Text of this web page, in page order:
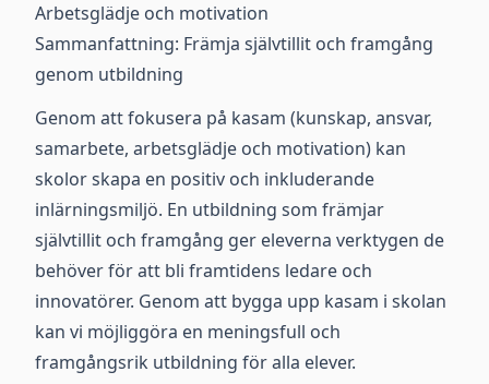
Arbetsglädje och motivation
Sammanfattning: Främja självtillit och framgång
genom utbildning
Genom att fokusera på kasam (kunskap, ansvar,
samarbete, arbetsglädje och motivation) kan
skolor skapa en positiv och inkluderande
inlärningsmiljö. En utbildning som främjar
självtillit och framgång ger eleverna verktygen de
behöver för att bli framtidens ledare och
innovatörer. Genom att bygga upp kasam i skolan
kan vi möjliggöra en meningsfull och
framgångsrik utbildning för alla elever.